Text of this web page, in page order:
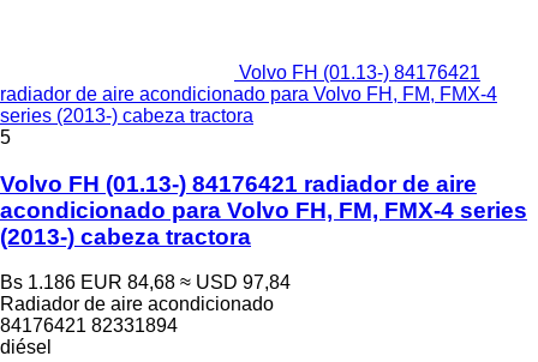
Volvo FH (01.13-) 84176421
radiador de aire acondicionado para Volvo FH, FM, FMX-4
series (2013-) cabeza tractora
5
Volvo FH (01.13-) 84176421 radiador de aire
acondicionado para Volvo FH, FM, FMX-4 series
(2013-) cabeza tractora
Bs 1.186 EUR 84,68 ≈ USD 97,84
Radiador de aire acondicionado
84176421 82331894
diésel